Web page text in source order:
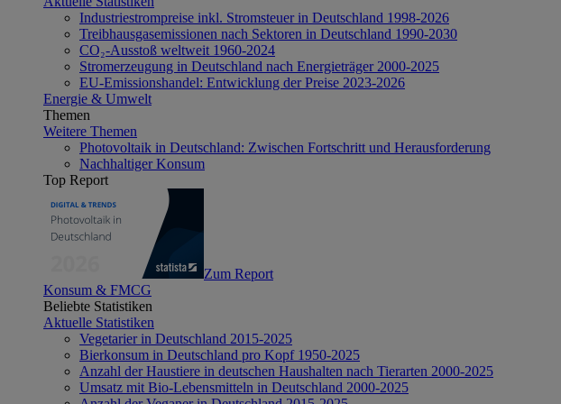
Industriestrompreise inkl. Stromsteuer in Deutschland 1998-2026
Treibhausgasemissionen nach Sektoren in Deutschland 1990-2030
CO₂-Ausstoß weltweit 1960-2024
Stromerzeugung in Deutschland nach Energieträger 2000-2025
EU-Emissionshandel: Entwicklung der Preise 2023-2026
Energie & Umwelt
Themen
Weitere Themen
Photovoltaik in Deutschland: Zwischen Fortschritt und Herausforderung
Nachhaltiger Konsum
Top Report
Zum Report
Konsum & FMCG
Beliebte Statistiken
Aktuelle Statistiken
Vegetarier in Deutschland 2015-2025
Bierkonsum in Deutschland pro Kopf 1950-2025
Anzahl der Haustiere in deutschen Haushalten nach Tierarten 2000-2025
Umsatz mit Bio-Lebensmitteln in Deutschland 2000-2025